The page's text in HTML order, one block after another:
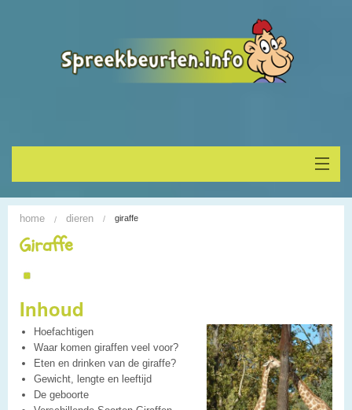
Home
Onderwerp vinden
Spreekbeurt houden
Alle Spreekbeurten
Blogs
home dieren giraffe
Giraffe
Inhoud
Hoefachtigen
Waar komen giraffen veel voor?
Eten en drinken van de giraffe?
Gewicht, lengte en leeftijd
De geboorte